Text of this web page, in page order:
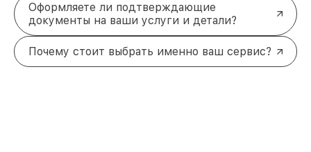
Оформляете ли подтверждающие
документы на ваши услуги и детали?
Почему стоит выбрать именно ваш сервис?